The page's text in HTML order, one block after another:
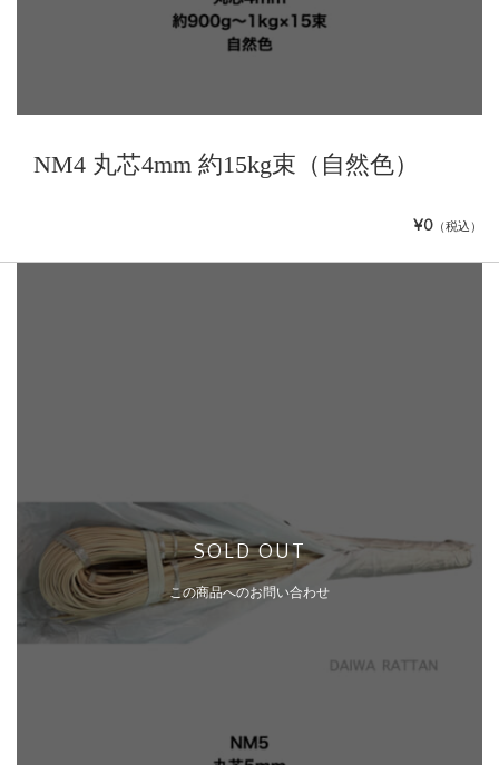
NM4 丸芯4mm 約15kg束（自然色）
¥0 （税込）
SOLD OUT
この商品へのお問い合わせ